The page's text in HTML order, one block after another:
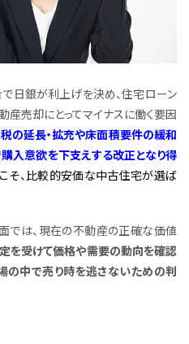
日銀が利上げを決め、住宅ローン
産売却にとってマイナスに働く要因
の延長・拡充や床面積要件の緩和
入意欲を下支えする改正となり得
そ、比較的安価な中古住宅が選ば
では、現在の不動産の正確な価値
を受けて価格や需要の動向を確認
の中で売り時を逃さないための判